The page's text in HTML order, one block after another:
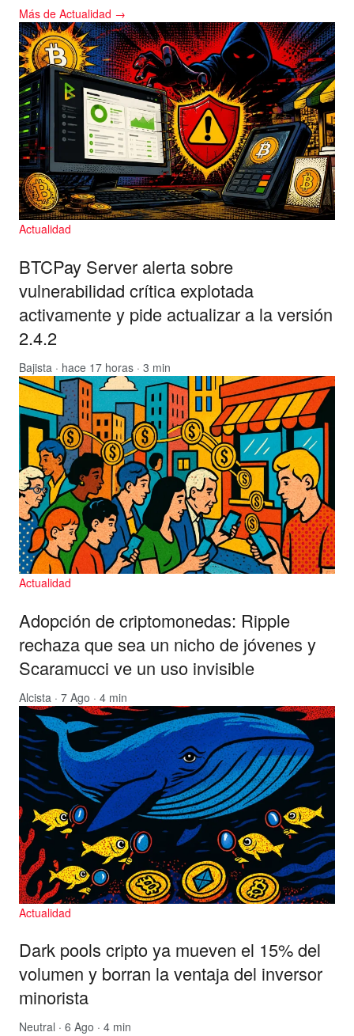
Más de Actualidad →
Actualidad
BTCPay Server alerta sobre
vulnerabilidad crítica explotada
activamente y pide actualizar a la versión
2.4.2
Bajista · hace 17 horas · 3 min
Actualidad
Adopción de criptomonedas: Ripple
rechaza que sea un nicho de jóvenes y
Scaramucci ve un uso invisible
Alcista · 7 Ago · 4 min
Actualidad
Dark pools cripto ya mueven el 15% del
volumen y borran la ventaja del inversor
minorista
Neutral · 6 Ago · 4 min